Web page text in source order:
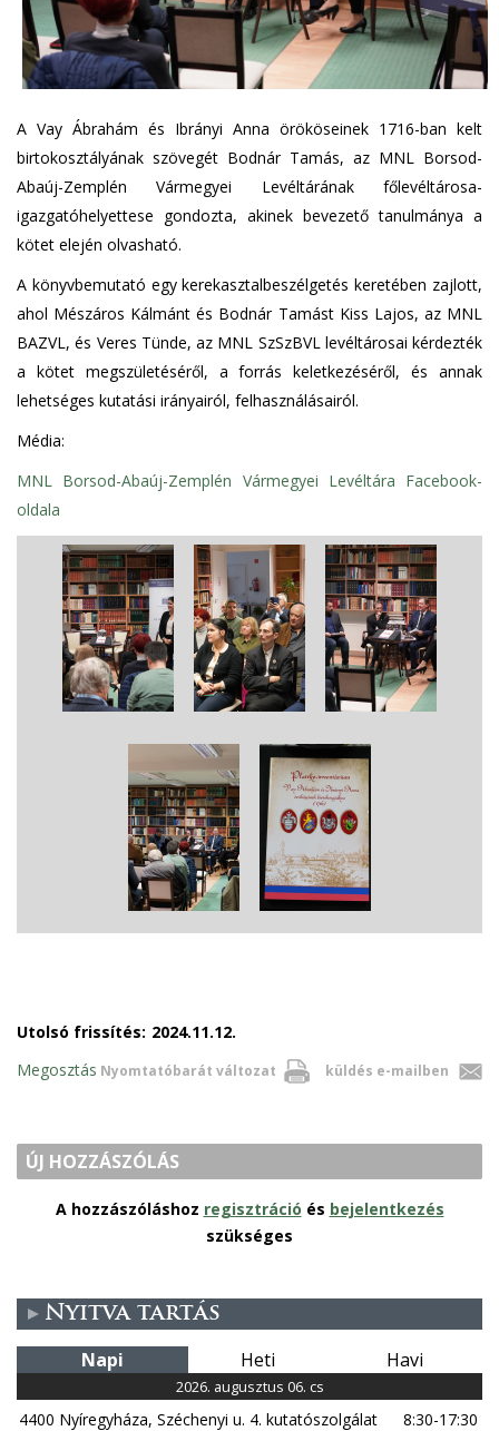
A Vay Ábrahám és Ibrányi Anna örököseinek 1716-ban kelt
birtokosztályának szövegét Bodnár Tamás, az MNL Borsod-
Abaúj-Zemplén Vármegyei Levéltárának főlevéltárosa-
igazgatóhelyettese gondozta, akinek bevezető tanulmánya a
kötet elején olvasható.
A könyvbemutató egy kerekasztalbeszélgetés keretében zajlott,
ahol Mészáros Kálmánt és Bodnár Tamást Kiss Lajos, az MNL
BAZVL, és Veres Tünde, az MNL SzSzBVL levéltárosai kérdezték
a kötet megszületéséről, a forrás keletkezéséről, és annak
lehetséges kutatási irányairól, felhasználásairól.
Média:
MNL Borsod-Abaúj-Zemplén Vármegyei Levéltára Facebook-
oldala
Utolsó frissítés: 2024.11.12.
Nyomtatóbarát változat küldés e-mailben
Megosztás
ÚJ HOZZÁSZÓLÁS
A hozzászóláshoz regisztráció és bejelentkezés
szükséges
Nyitva tartás
Napi Heti Havi
2026. augusztus 06. cs
4400 Nyíregyháza, Széchenyi u. 4. kutatószolgálat
8:30-17:30